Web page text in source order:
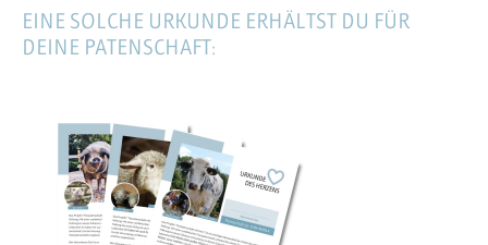
EINE SOLCHE URKUNDE ERHÄLTST DU FÜR
DEINE PATENSCHAFT: